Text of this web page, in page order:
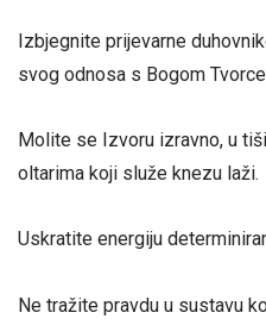
Izbjegnite prijevarne
svog odnosa s Bogom
Molite se Izvoru izravno, u
oltarima koji služe knezu laži.
Uskratite energiju
Ne tražite pravdu u sustavu